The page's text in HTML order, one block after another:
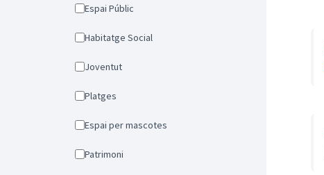
Espai Públic
Habitatge Social
Joventut
Platges
Espai per mascotes
Patrimoni